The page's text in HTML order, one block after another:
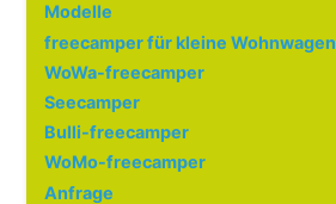
Modelle
freecamper für kleine Wohnwagen
WoWa-freecamper
Seecamper
Bulli-freecamper
WoMo-freecamper
Anfrage